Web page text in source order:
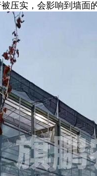
压实，会影响到墙面